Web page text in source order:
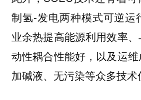
制氢-发电两种模式可逆运
业余热提高能源利用效率
动性耦合性能好，以及运
加碱液、无污染等众多技术